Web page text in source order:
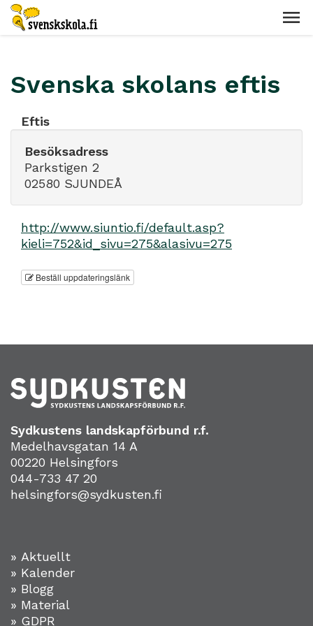
Svenska skolans eftis
Eftis
Besöksadress
Parkstigen 2
02580 SJUNDEÅ
http://www.siuntio.fi/default.asp?
kieli=752&id_sivu=275&alasivu=275
Beställ uppdateringslänk
Sydkustens landskapförbund r.f.
Medelhavsgatan 14 A
00220 Helsingfors
044-733 47 20
helsingfors@sydkusten.fi
» Aktuellt
» Kalender
» Blogg
» Material
» GDPR